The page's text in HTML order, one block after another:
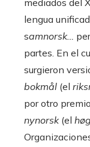
mediados del
lengua
samnorsk…
partes. En el
surgieron
bokmål (el
por otro
nynorsk (el